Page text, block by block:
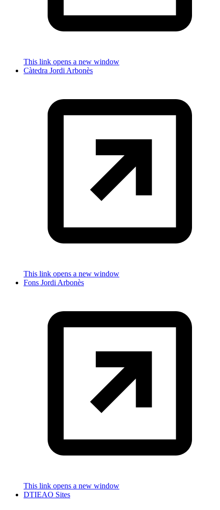
This link opens a new window
Càtedra Jordi Arbonès
This link opens a new window
Fons Jordi Arbonès
This link opens a new window
DTIEAO Sites